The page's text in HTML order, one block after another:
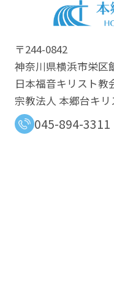
〒244-0842
神奈川県横浜市栄区
日本福音キリスト教
宗教法人 本郷台キ
045-894-3311